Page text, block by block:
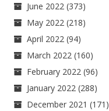
June 2022 (373)
May 2022 (218)
April 2022 (94)
March 2022 (160)
February 2022 (96)
January 2022 (288)
December 2021 (171)